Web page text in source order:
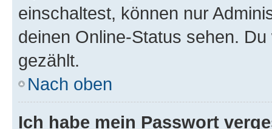
einschaltest, können nur
deinen Online-Status sehen.
gezählt.
Nach oben
Ich habe mein Passwort